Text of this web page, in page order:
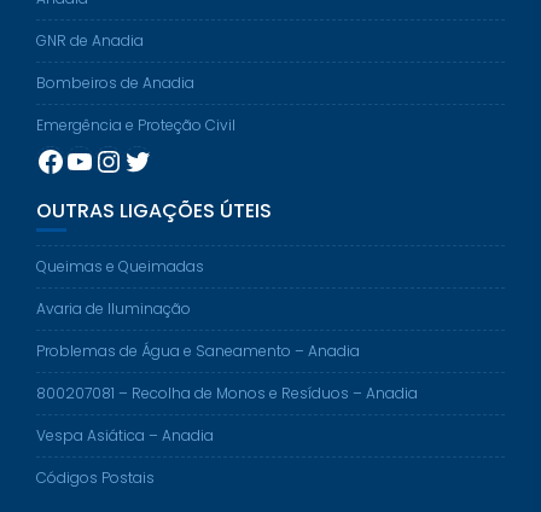
GNR de Anadia
Bombeiros de Anadia
Emergência e Proteção Civil
Facebook
YouTube
Instagram
Twitter
OUTRAS LIGAÇÕES ÚTEIS
Queimas e Queimadas
Avaria de Iluminação
Problemas de Água e Saneamento – Anadia
800207081 – Recolha de Monos e Resíduos – Anadia
Vespa Asiática – Anadia
Códigos Postais